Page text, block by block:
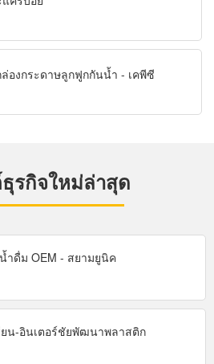
องกระดาษลูกฟูกกันน้ำ - เคพีซี
ธุรกิจใหม่ล่าสุด
ำดื่ม OEM - สยามยูนิค
ยน-อินเตอร์ชัยพัฒนาพลาสติก